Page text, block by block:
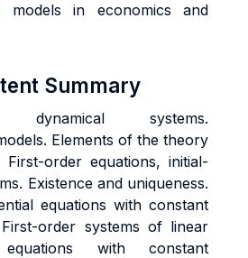
models in economics and
Summary
dynamical systems.
Elements of the theory
order equations, initial-
Existence and uniqueness.
equations with constant
order systems of linear
equations with constant